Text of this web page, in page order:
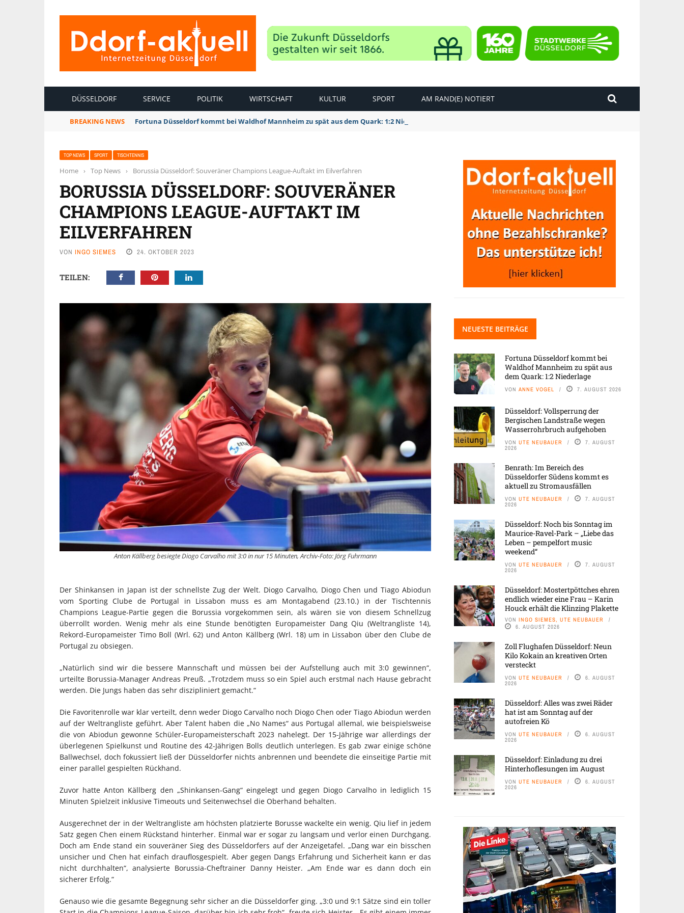
DÜSSELDORF SERVICE POLITIK WIRTSCHAFT KULTUR SPORT AM RAND(E) NOTIERT
BREAKING NEWS Fortuna Düsseldorf kommt bei Waldhof Mannheim zu spät aus dem Quark: 1:2 Niederlage
TOP NEWS SPORT TISCHTENNIS
Home › Top News › Borussia Düsseldorf: Souveräner Champions League-Auftakt im Eilverfahren
BORUSSIA DÜSSELDORF: SOUVERÄNER
CHAMPIONS LEAGUE-AUFTAKT IM
EILVERFAHREN
VON INGO SIEMES 24. OKTOBER 2023
TEILEN:
Anton Källberg besiegte Diogo Carvalho mit 3:0 in nur 15 Minuten, Archiv-Foto: Jörg Fuhrmann
Der Shinkansen in Japan ist der schnellste Zug der Welt. Diogo Carvalho, Diogo Chen und Tiago Abiodun
vom Sporting Clube de Portugal in Lissabon muss es am Montagabend (23.10.) in der Tischtennis
Champions League-Partie gegen die Borussia vorgekommen sein, als wären sie von diesem Schnellzug
überrollt worden. Wenig mehr als eine Stunde benötigten Europameister Dang Qiu (Weltrangliste 14),
Rekord-Europameister Timo Boll (Wrl. 62) und Anton Källberg (Wrl. 18) um in Lissabon über den Clube de
Portugal zu obsiegen.
„Natürlich sind wir die bessere Mannschaft und müssen bei der Aufstellung auch mit 3:0 gewinnen“,
urteilte Borussia-Manager Andreas Preuß. „Trotzdem muss so ein Spiel auch erstmal nach Hause gebracht
werden. Die Jungs haben das sehr diszipliniert gemacht.“
Die Favoritenrolle war klar verteilt, denn weder Diogo Carvalho noch Diogo Chen oder Tiago Abiodun werden
auf der Weltrangliste geführt. Aber Talent haben die „No Names“ aus Portugal allemal, wie beispielsweise
die von Abiodun gewonne Schüler-Europameisterschaft 2023 nahelegt. Der 15-Jährige war allerdings der
überlegenen Spielkunst und Routine des 42-Jährigen Bolls deutlich unterlegen. Es gab zwar einige schöne
Ballwechsel, doch fokussiert ließ der Düsseldorfer nichts anbrennen und beendete die einseitige Partie mit
einer parallel gespielten Rückhand.
Zuvor hatte Anton Källberg den „Shinkansen-Gang“ eingelegt und gegen Diogo Carvalho in lediglich 15
Minuten Spielzeit inklusive Timeouts und Seitenwechsel die Oberhand behalten.
Ausgerechnet der in der Weltrangliste am höchsten platzierte Borusse wackelte ein wenig. Qiu lief in jedem
Satz gegen Chen einem Rückstand hinterher. Einmal war er sogar zu langsam und verlor einen Durchgang.
Doch am Ende stand ein souveräner Sieg des Düsseldorfers auf der Anzeigetafel. „Dang war ein bisschen
unsicher und Chen hat einfach drauflosgespielt. Aber gegen Dangs Erfahrung und Sicherheit kann er das
nicht durchhalten“, analysierte Borussia-Cheftrainer Danny Heister. „Am Ende war es dann doch ein
sicherer Erfolg.“
Genauso wie die gesamte Begegnung sehr sicher an die Düsseldorfer ging. „3:0 und 9:1 Sätze sind ein toller
NEUESTE BEITRÄGE
Fortuna Düsseldorf kommt bei
Waldhof Mannheim zu spät aus
dem Quark: 1:2 Niederlage
VON ANNE VOGEL 7. AUGUST 2026
Düsseldorf: Vollsperrung der
Bergischen Landstraße wegen
Wasserrohrbruch aufgehoben
VON UTE NEUBAUER 7. AUGUST
2026
Benrath: Im Bereich des
Düsseldorfer Südens kommt es
aktuell zu Stromausfällen
VON UTE NEUBAUER 7. AUGUST
2026
Düsseldorf: Noch bis Sonntag im
Maurice-Ravel-Park – „Liebe das
Leben – pempelfort music
weekend“
VON UTE NEUBAUER 7. AUGUST
2026
Düsseldorf: Mostertpöttches ehren
endlich wieder eine Frau – Karin
Houck erhält die Klinzing Plakette
VON INGO SIEMES, UTE NEUBAUER
6. AUGUST 2026
Zoll Flughafen Düsseldorf: Neun
Kilo Kokain an kreativen Orten
versteckt
VON UTE NEUBAUER 6. AUGUST
2026
Düsseldorf: Alles was zwei Räder
hat ist am Sonntag auf der
autofreien Kö
VON UTE NEUBAUER 6. AUGUST
2026
Düsseldorf: Einladung zu drei
Hinterhoflesungen im August
VON UTE NEUBAUER 6. AUGUST
2026